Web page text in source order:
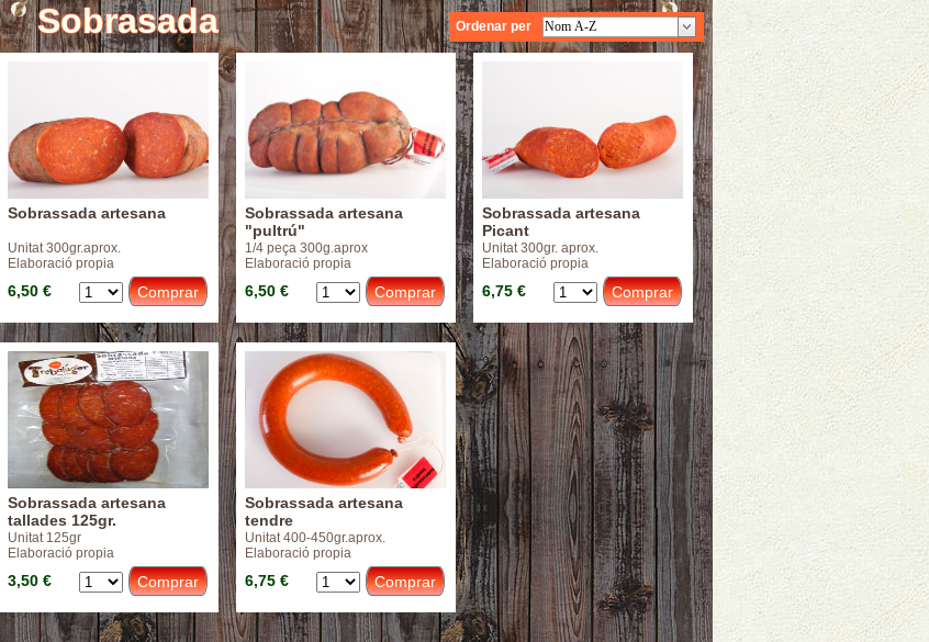
Sobrasada Ordenar per
Sobrassada artesana
Unitat 300gr.aprox.
Elaboració propia
6,50 €
Sobrassada artesana
"pultrú"
1/4 peça 300g.aprox
Elaboració propia
6,50 €
Sobrassada artesana
Picant
Unitat 300gr. aprox.
Elaboració propia
6,75 €
Sobrassada artesana
tallades 125gr.
Unitat 125gr
Elaboració propia
3,50 €
Sobrassada artesana
tendre
Unitat 400-450gr.aprox.
Elaboració propia
6,75 €